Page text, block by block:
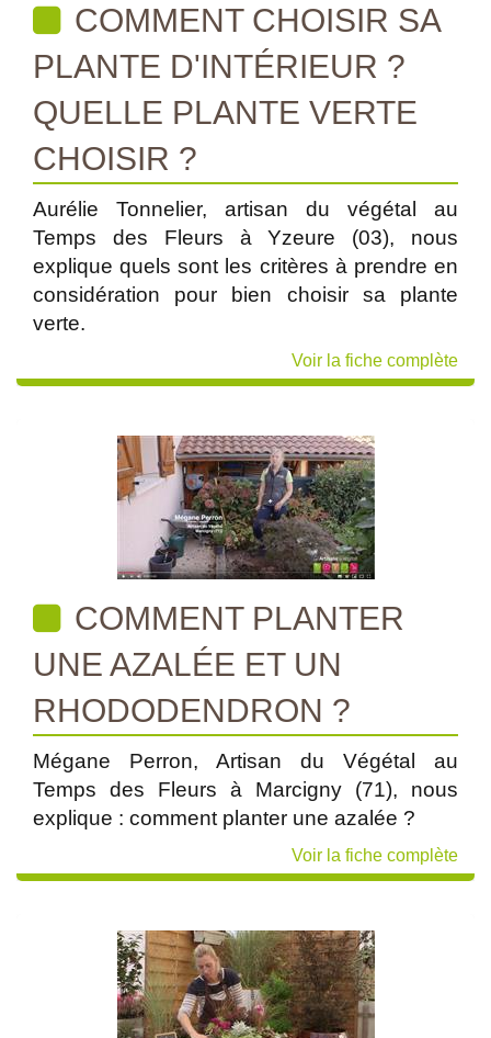
COMMENT CHOISIR SA
PLANTE D'INTÉRIEUR ?
QUELLE PLANTE VERTE
CHOISIR ?
Aurélie Tonnelier, artisan du végétal au
Temps des Fleurs à Yzeure (03), nous
explique quels sont les critères à prendre en
considération pour bien choisir sa plante
verte.
Voir la fiche complète
COMMENT PLANTER
UNE AZALÉE ET UN
RHODODENDRON ?
Mégane Perron, Artisan du Végétal au
Temps des Fleurs à Marcigny (71), nous
explique : comment planter une azalée ?
Voir la fiche complète